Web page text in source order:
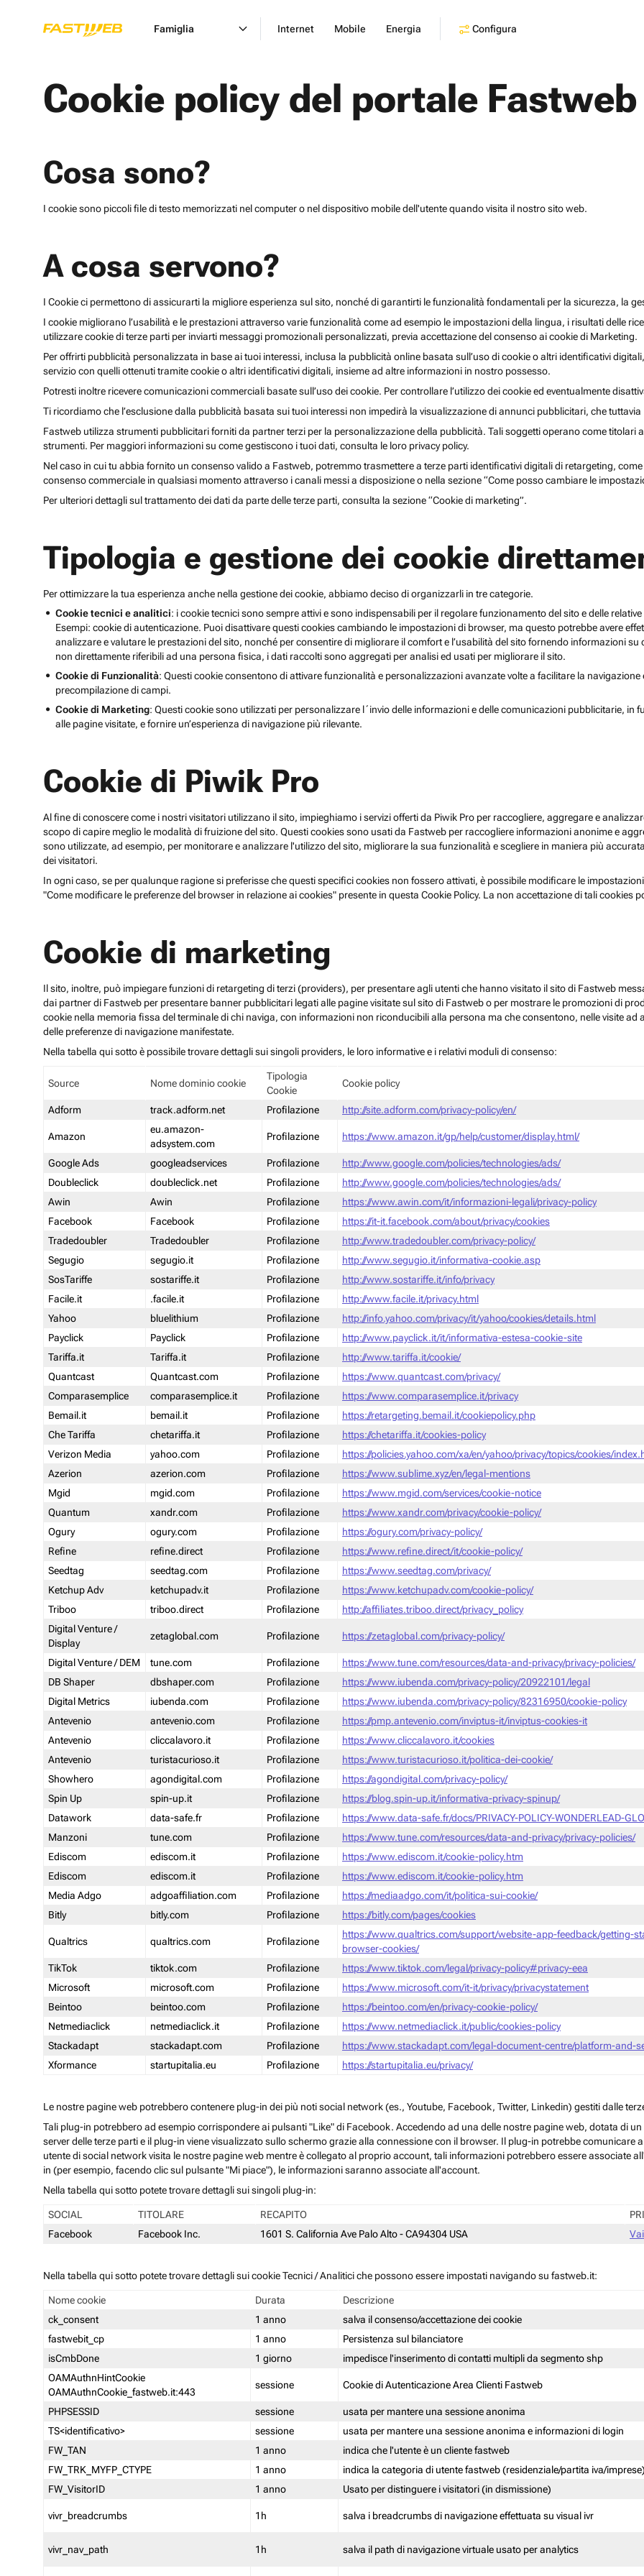
Famiglia Internet Mobile Energia Configura
Cookie policy del portale Fastweb
Cosa sono?
I cookie sono piccoli file di testo memorizzati nel computer o nel dispositivo mobile dell'utente quando visita il nostro sito web.
A cosa servono?
I Cookie ci permettono di assicurarti la migliore esperienza sul sito, nonché di garantirti le funzionalità fondamentali per la sicurezza, la
I cookie migliorano l’usabilità e le prestazioni attraverso varie funzionalità come ad esempio le impostazioni della lingua, i risultati delle
utilizzare cookie di terze parti per inviarti messaggi promozionali personalizzati, previa accettazione del consenso ai cookie di Marketing.
Per offrirti pubblicità personalizzata in base ai tuoi interessi, inclusa la pubblicità online basata sull’uso di cookie o altri identificativi
servizio con quelli ottenuti tramite cookie o altri identificativi digitali, insieme ad altre informazioni in nostro possesso.
Potresti inoltre ricevere comunicazioni commerciali basate sull’uso dei cookie. Per controllare l’utilizzo dei cookie ed eventualmente
Ti ricordiamo che l’esclusione dalla pubblicità basata sui tuoi interessi non impedirà la visualizzazione di annunci pubblicitari, che
Fastweb utilizza strumenti pubblicitari forniti da partner terzi per la personalizzazione della pubblicità. Tali soggetti operano come
strumenti. Per maggiori informazioni su come gestiscono i tuoi dati, consulta le loro privacy policy.
Nel caso in cui tu abbia fornito un consenso valido a Fastweb, potremmo trasmettere a terze parti identificativi digitali di retargeting,
consenso commerciale in qualsiasi momento attraverso i canali messi a disposizione o nella sezione “Come posso cambiare le
Per ulteriori dettagli sul trattamento dei dati da parte delle terze parti, consulta la sezione “Cookie di marketing”.
Tipologia e gestione dei cookie
Per ottimizzare la tua esperienza anche nella gestione dei cookie, abbiamo deciso di organizzarli in tre categorie.
Cookie tecnici e analitici: i cookie tecnici sono sempre attivi e sono indispensabili per il regolare funzionamento del sito e delle
Esempi: cookie di autenticazione. Puoi disattivare questi cookies cambiando le impostazioni di browser, ma questo potrebbe avere
analizzare e valutare le prestazioni del sito, nonché per consentire di migliorare il comfort e l’usabilità del sito fornendo informazioni
non direttamente riferibili ad una persona fisica, i dati raccolti sono aggregati per analisi ed usati per migliorare il sito.
Cookie di Funzionalità: Questi cookie consentono di attivare funzionalità e personalizzazioni avanzate volte a facilitare la
precompilazione di campi.
Cookie di Marketing: Questi cookie sono utilizzati per personalizzare l´invio delle informazioni e delle comunicazioni pubblicitarie, in
alle pagine visitate, e fornire un’esperienza di navigazione più rilevante.
Cookie di Piwik Pro
Al fine di conoscere come i nostri visitatori utilizzano il sito, impieghiamo i servizi offerti da Piwik Pro per raccogliere, aggregare e
scopo di capire meglio le modalità di fruizione del sito. Questi cookies sono usati da Fastweb per raccogliere informazioni anonime e
sono utilizzate, ad esempio, per monitorare e analizzare l'utilizzo del sito, migliorare la sua funzionalità e scegliere in maniera più
dei visitatori.
In ogni caso, se per qualunque ragione si preferisse che questi specifici cookies non fossero attivati, è possibile modificare le
"Come modificare le preferenze del browser in relazione ai cookies" presente in questa Cookie Policy. La non accettazione di tali cookies
Cookie di marketing
Il sito, inoltre, può impiegare funzioni di retargeting di terzi (providers), per presentare agli utenti che hanno visitato il sito di Fastweb
dai partner di Fastweb per presentare banner pubblicitari legati alle pagine visitate sul sito di Fastweb o per mostrare le promozioni di
cookie nella memoria fissa del terminale di chi naviga, con informazioni non riconducibili alla persona ma che consentono, nelle visite
delle preferenze di navigazione manifestate.
Nella tabella qui sotto è possibile trovare dettagli sui singoli providers, le loro informative e i relativi moduli di consenso:
Source Nome dominio cookie
Tipologia
Cookie
Cookie policy
Adform track.adform.net Profilazione http://site.adform.com/privacy-policy/en/
Amazon
eu.amazon-
adsystem.com
Profilazione https://www.amazon.it/gp/help/customer/display.html/
Google Ads googleadservices Profilazione
http://www.google.com/policies/technologies/ads/
Doubleclick
doubleclick.net Profilazione
http://www.google.com/policies/technologies/ads/
Awin
Awin Profilazione
https://www.awin.com/it/informazioni-legali/privacy-policy
Facebook
Facebook Profilazione
https://it-it.facebook.com/about/privacy/cookies
Tradedoubler
Tradedoubler Profilazione
http://www.tradedoubler.com/privacy-policy/
Segugio
segugio.it Profilazione
http://www.segugio.it/informativa-cookie.asp
SosTariffe
sostariffe.it Profilazione
http://www.sostariffe.it/info/privacy
Facile.it
.facile.it Profilazione
http://www.facile.it/privacy.html
Yahoo
bluelithium Profilazione
http://info.yahoo.com/privacy/it/yahoo/cookies/details.html
Payclick
Payclick Profilazione
http://www.payclick.it/it/informativa-estesa-cookie-site
Tariffa.it
Tariffa.it Profilazione
http://www.tariffa.it/cookie/
Quantcast
Quantcast.com Profilazione
https://www.quantcast.com/privacy/
Comparasemplice
comparasemplice.it Profilazione
https://www.comparasemplice.it/privacy
Bemail.it
bemail.it Profilazione
https://retargeting.bemail.it/cookiepolicy.php
Che Tariffa
chetariffa.it Profilazione
https://chetariffa.it/cookies-policy
Verizon Media
yahoo.com Profilazione
https://policies.yahoo.com/xa/en/yahoo/privacy/topics/cookies/
Azerion
azerion.com Profilazione
https://www.sublime.xyz/en/legal-mentions
Mgid
mgid.com Profilazione
https://www.mgid.com/services/cookie-notice
Quantum
xandr.com Profilazione
https://www.xandr.com/privacy/cookie-policy/
Ogury
ogury.com Profilazione
https://ogury.com/privacy-policy/
Refine
refine.direct Profilazione
https://www.refine.direct/it/cookie-policy/
Seedtag
seedtag.com Profilazione
https://www.seedtag.com/privacy/
Ketchup Adv
ketchupadv.it Profilazione
https://www.ketchupadv.com/cookie-policy/
Triboo
triboo.direct Profilazione
http://affiliates.triboo.direct/privacy_policy
Digital Venture /
Display
zetaglobal.com Profilazione https://zetaglobal.com/privacy-policy/
Digital Venture / DEM tune.com Profilazione
https://www.tune.com/resources/data-and-privacy/privacy-policies/
DB Shaper
dbshaper.com Profilazione
https://www.iubenda.com/privacy-policy/20922101/legal
Digital Metrics
iubenda.com Profilazione
https://www.iubenda.com/privacy-policy/82316950/cookie-policy
Antevenio
antevenio.com Profilazione
https://pmp.antevenio.com/inviptus-it/inviptus-cookies-it
Antevenio
cliccalavoro.it Profilazione
https://www.cliccalavoro.it/cookies
Antevenio
turistacurioso.it Profilazione
https://www.turistacurioso.it/politica-dei-cookie/
Showhero
agondigital.com Profilazione
https://agondigital.com/privacy-policy/
Spin Up
spin-up.it Profilazione
https://blog.spin-up.it/informativa-privacy-spinup/
Datawork
data-safe.fr Profilazione
https://www.data-safe.fr/docs/PRIVACY-POLICY-WONDERLEAD-
Manzoni
tune.com Profilazione
https://www.tune.com/resources/data-and-privacy/privacy-policies/
Ediscom
ediscom.it Profilazione
https://www.ediscom.it/cookie-policy.htm
Ediscom
ediscom.it Profilazione
https://www.ediscom.it/cookie-policy.htm
Media Adgo
adgoaffiliation.com Profilazione
https://mediaadgo.com/it/politica-sui-cookie/
Bitly
bitly.com Profilazione https://bitly.com/pages/cookies
Qualtrics qualtrics.com Profilazione
https://www.qualtrics.com/support/website-app-feedback/getting-
browser-cookies/
TikTok
tiktok.com Profilazione
https://www.tiktok.com/legal/privacy-policy#privacy-eea
Microsoft
microsoft.com Profilazione
https://www.microsoft.com/it-it/privacy/privacystatement
Beintoo
beintoo.com Profilazione
https://beintoo.com/en/privacy-cookie-policy/
Netmediaclick
netmediaclick.it Profilazione
https://www.netmediaclick.it/public/cookies-policy
Stackadapt
stackadapt.com Profilazione
https://www.stackadapt.com/legal-document-centre/platform-and-
Xformance
startupitalia.eu Profilazione https://startupitalia.eu/privacy/
Le nostre pagine web potrebbero contenere plug-in dei più noti social network (es., Youtube, Facebook, Twitter, Linkedin) gestiti dalle
Tali plug-in potrebbero ad esempio corrispondere ai pulsanti "Like" di Facebook. Accedendo ad una delle nostre pagine web, dotata di
server delle terze parti e il plug-in viene visualizzato sullo schermo grazie alla connessione con il browser. Il plug-in potrebbe comunicare
utente di social network visita le nostre pagine web mentre è collegato al proprio account, tali informazioni potrebbero essere associate
in (per esempio, facendo clic sul pulsante "Mi piace"), le informazioni saranno associate all'account.
Nella tabella qui sotto potete trovare dettagli sui singoli plug-in:
SOCIAL TITOLARE RECAPITO
Facebook
Facebook Inc. 1601 S. California Ave Palo Alto - CA94304 USA
Nella tabella qui sotto potete trovare dettagli sui cookie Tecnici / Analitici che possono essere impostati navigando su fastweb.it:
Nome cookie Durata
Descrizione
ck_consent
1 anno
salva il consenso/accettazione dei cookie
fastwebit_cp
1 anno
Persistenza sul bilanciatore
isCmbDone
1 giorno
impedisce l'inserimento di contatti multipli da segmento shp
OAMAuthnHintCookie
OAMAuthnCookie_fastweb.it:443
sessione Cookie di Autenticazione Area Clienti Fastweb
PHPSESSID sessione
usata per mantere una sessione anonima
TS<identificativo>
sessione
usata per mantere una sessione anonima e informazioni di login
FW_TAN
1 anno
indica che l'utente è un cliente fastweb
FW_TRK_MYFP_CTYPE
1 anno
indica la categoria di utente fastweb (residenziale/partita iva/
FW_VisitorID
1 anno Usato per distinguere i visitatori (in dismissione)
vivr_breadcrumbs 1h salva i breadcrumbs di navigazione effettuata su visual ivr
vivr_nav_path 1h salva il path di navigazione virtuale usato per analytics